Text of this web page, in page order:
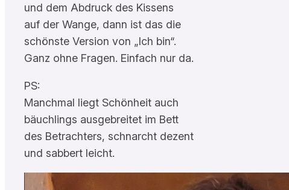
und dem Abdruck des Kissens
auf der Wange, dann ist das die
schönste Version von „Ich bin“.
Ganz ohne Fragen. Einfach nur da.
PS:
Manchmal liegt Schönheit auch
bäuchlings ausgebreitet im Bett
des Betrachters, schnarcht dezent
und sabbert leicht.